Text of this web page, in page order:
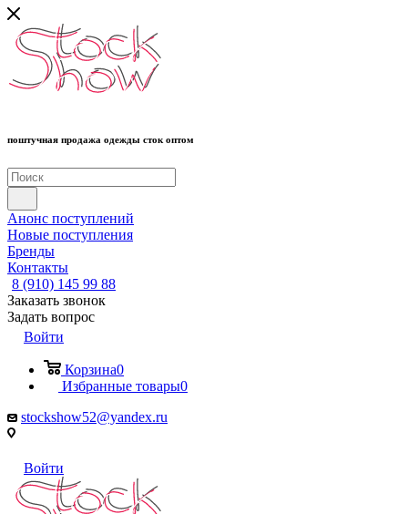
поштучная продажа одежды сток оптом
Анонс поступлений
Новые поступления
Бренды
Контакты
8 (910) 145 99 88
Заказать звонок
Задать вопрос
Войти
Корзина0
Избранные товары0
stockshow52@yandex.ru
Войти